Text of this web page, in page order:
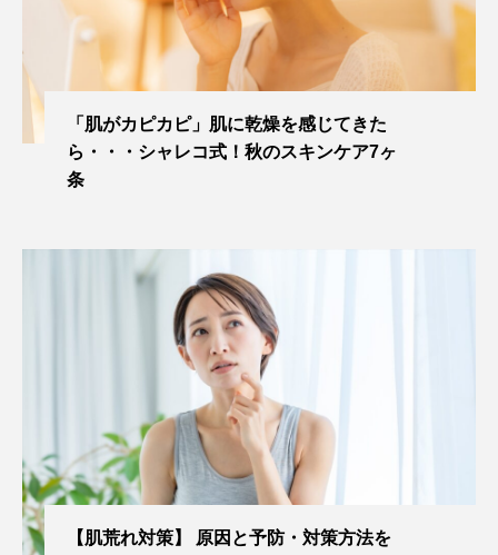
「肌がカピカピ」肌に乾燥を感じてきた
ら・・・シャレコ式！秋のスキンケア7ヶ
条
【肌荒れ対策】 原因と予防・対策方法を